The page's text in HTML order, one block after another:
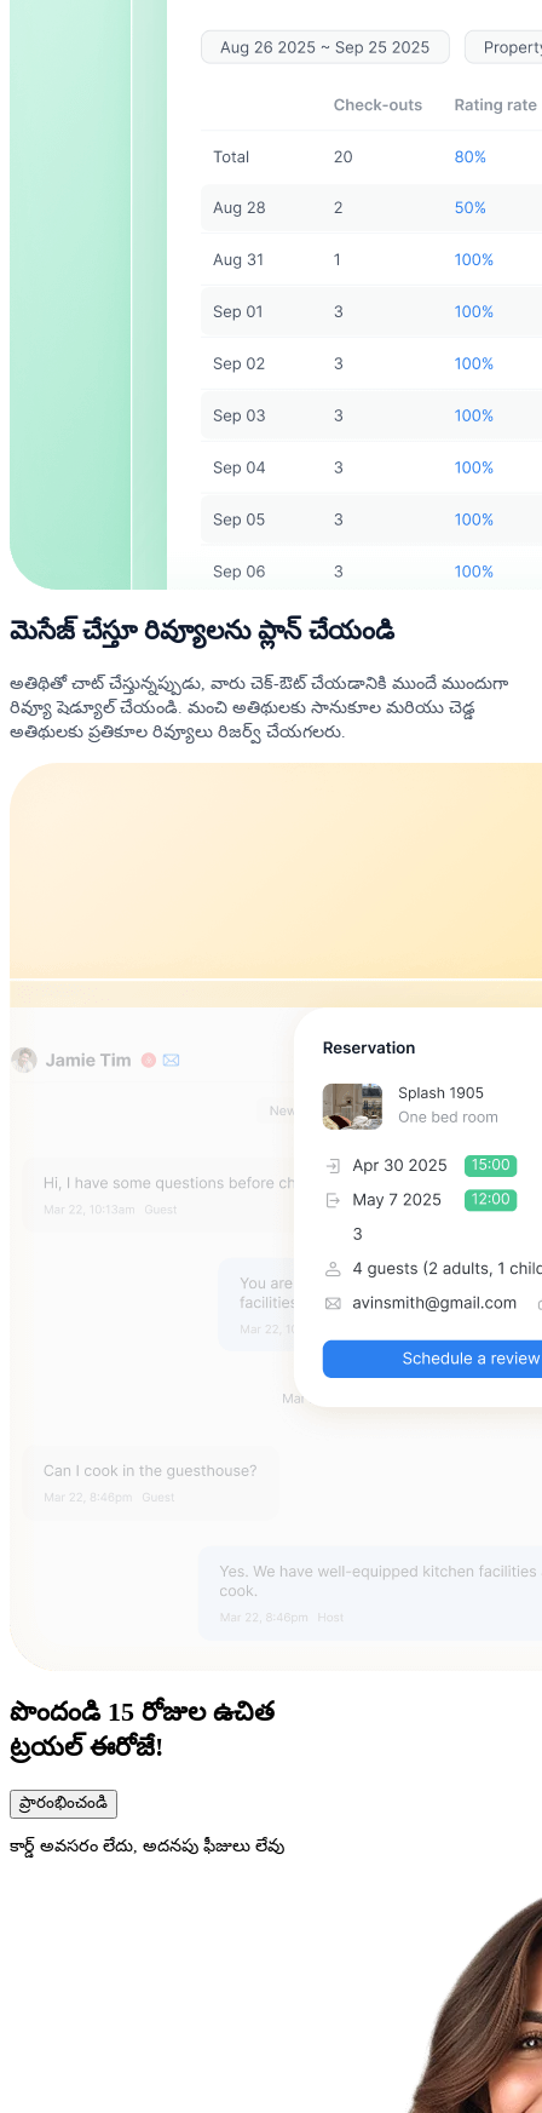
మెసేజ్ చేస్తూ రివ్యూలను ప్లాన్ చేయండి
అతిథితో చాట్ చేస్తున్నప్పుడు, వారు చెక్-ఔట్ చేయడానికి ముందే ముందుగా
రివ్యూ షెడ్యూల్ చేయండి. మంచి అతిథులకు సానుకూల మరియు చెడ్డ
అతిథులకు ప్రతికూల రివ్యూలు రిజర్వ్ చేయగలరు.
పొందండి 15 రోజుల ఉచిత
ట్రయల్ ఈరోజే!
ప్రారంభించండి
కార్డ్ అవసరం లేదు, అదనపు ఫీజులు లేవు